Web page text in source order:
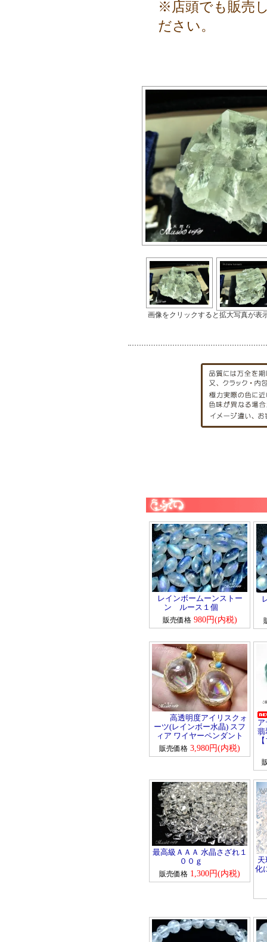
※店頭でも販売
ださい。
画像をクリックすると拡大写真が表
レインボームーンストー
ン ルース１個
販売価格980円(内税)
高透明度アイリスクォ
ーツ(レインボー水晶) スフ
ィア ワイヤーペンダント
販売価格 3,980円(内税)
翡
最高級ＡＡＡ 水晶さざれ１
００ｇ
販売価格 1,300円(内税)
化